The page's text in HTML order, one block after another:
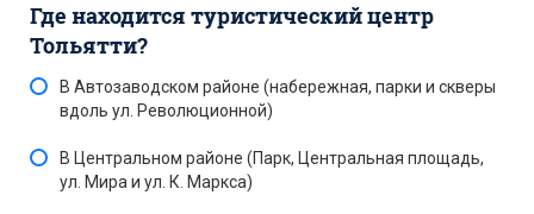
Где находится туристический центр
Тольятти?
В Автозаводском районе (набережная, парки и скверы
вдоль ул. Революционной)
В Центральном районе (Парк, Центральная площадь,
ул. Мира и ул. К. Маркса)